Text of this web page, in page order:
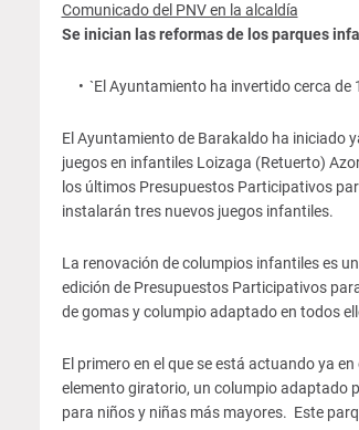
Comunicado del PNV en la alcaldía
Se inician las reformas de los parques
`El Ayuntamiento ha invertido cerca
El Ayuntamiento de Barakaldo ha iniciado
juegos en infantiles Loizaga (Retuerto)
los últimos Presupuestos Participativos
instalarán tres nuevos juegos infantiles.
La renovación de columpios infantiles es
edición de Presupuestos Participativos
de gomas y columpio adaptado en todos
El primero en el que se está actuando ya
elemento giratorio, un columpio adaptado
para niños y niñas más mayores. Este